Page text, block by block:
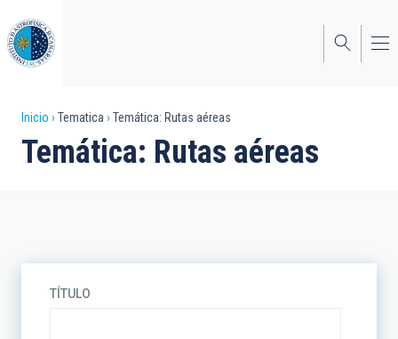
al
contenido
principal
Sobrescribir
enlaces
navegación
Inicio Tematica Temática: Rutas aéreas
Temática: Rutas aéreas
TÍTULO